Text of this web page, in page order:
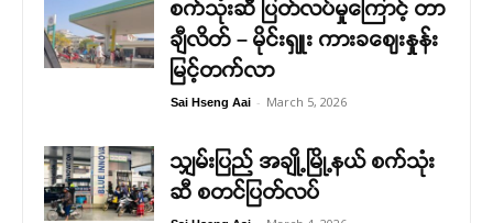
စက်သုံးဆီ ပြတ်လပ်မှုကြောင့် တာ
ချီလိတ် – မိုင်းရှူး ကားခဈေးနှုန်း
မြင့်တက်လာ
Sai Hseng Aai - March 5, 2026
သျှမ်းပြည် အချို့မြို့နယ် စက်သုံး
ဆီ စတင်ပြတ်လပ်